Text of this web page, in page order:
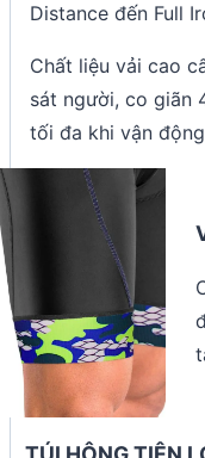
Distance đến Full
Chất liệu vải cao
sát người, co giãn
tối đa khi vận